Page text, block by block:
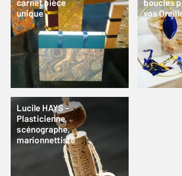
carnet pièce
unique
boucles
vos
Lucile HAYS –
Plasticienne,
scénographe,
marionnettiste